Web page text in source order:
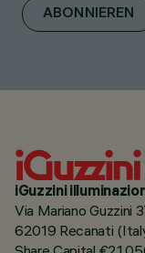
ABONNIEREN
iGuzzini
Via Mariano Guzzini
62019 Recanati